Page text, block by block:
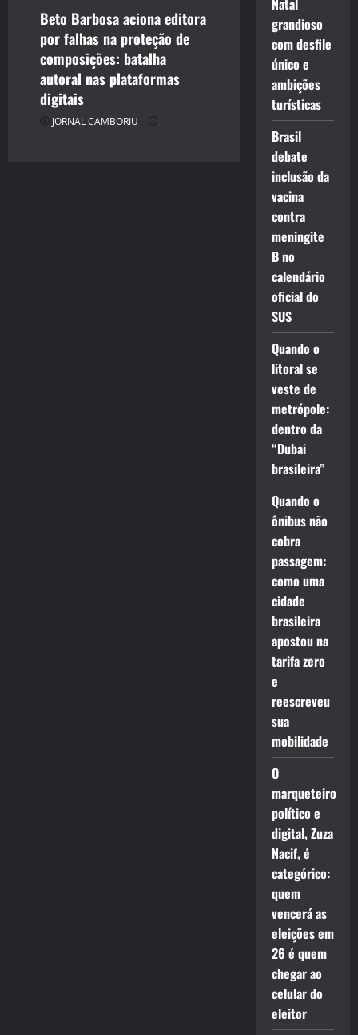
Beto Barbosa aciona editora
por falhas na proteção de
composições: batalha
autoral nas plataformas
digitais
JORNAL CAMBORIU
Natal
grandioso
com desfile
único e
ambições
turísticas
Brasil
debate
inclusão da
vacina
contra
meningite
B no
calendário
oficial do
SUS
Quando o
litoral se
veste de
metrópole:
dentro da
“Dubai
brasileira”
Quando o
ônibus não
cobra
passagem:
como uma
cidade
brasileira
apostou na
tarifa zero
e
reescreveu
sua
mobilidade
O
marqueteiro
político e
digital, Zuza
Nacif, é
categórico:
quem
vencerá as
eleições em
26 é quem
chegar ao
celular do
eleitor